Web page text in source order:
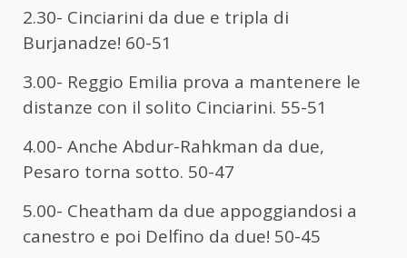
2.30- Cinciarini da due e tripla di
Burjanadze! 60-51
3.00- Reggio Emilia prova a mantenere le
distanze con il solito Cinciarini. 55-51
4.00- Anche Abdur-Rahkman da due,
Pesaro torna sotto. 50-47
5.00- Cheatham da due appoggiandosi a
canestro e poi Delfino da due! 50-45